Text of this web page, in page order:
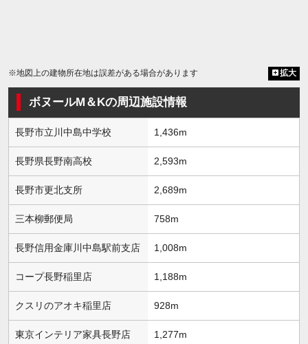
※地図上の建物所在地は誤差がある場合があります 拡大
ボヌールM＆Kの周辺施設情報
長野市立川中島中学校 1,436m
長野県長野南高校 2,593m
長野市更北支所 2,689m
三本柳郵便局 758m
長野信用金庫川中島駅前支店 1,008m
コープ長野稲里店 1,188m
クスリのアオキ稲里店 928m
東京インテリア家具長野店 1,277m